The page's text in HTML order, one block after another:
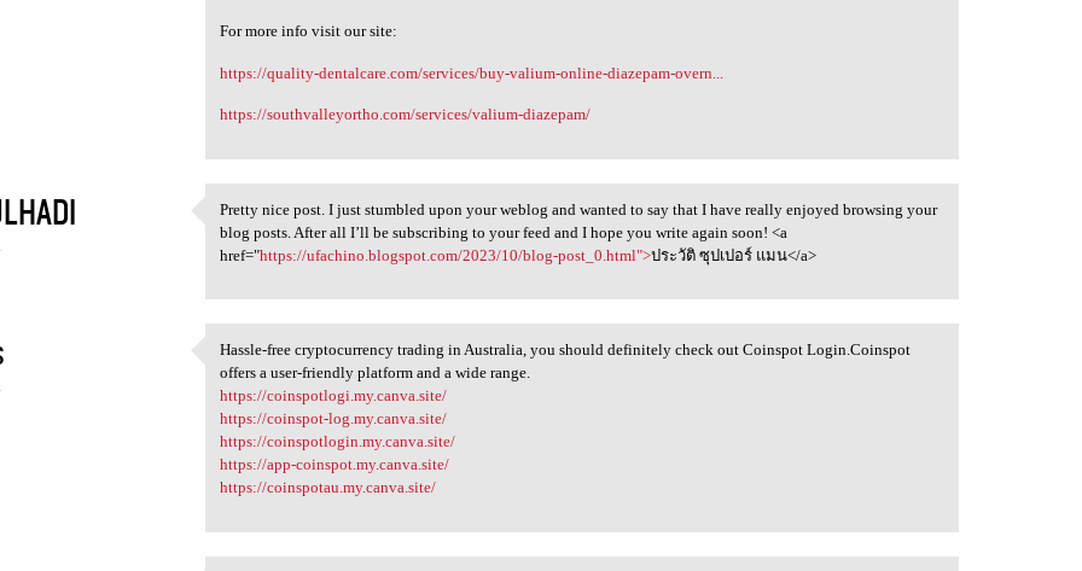
For more info visit our site:
https://quality-dentalcare.com/services/buy-valium-online-diazepam-overn...
https://southvalleyortho.com/services/valium-diazepam/
Pretty nice post. I just
Pretty nice post. I just stumbled upon your weblog and wanted to say that I have really enjoyed browsing your
blog posts. After all I’ll be subscribing to your feed and I hope you write again soon! <a
href="https://ufachino.blogspot.com/2023/10/blog-post_0.html">ประวัติ ซุปเปอร์ แมน</a>
Hassle-free cryptocurrency
Hassle-free cryptocurrency trading in Australia, you should definitely check out Coinspot Login.Coinspot
offers a user-friendly platform and a wide range.
https://coinspotlogi.my.canva.site/
https://coinspot-log.my.canva.site/
https://coinspotlogin.my.canva.site/
https://app-coinspot.my.canva.site/
https://coinspotau.my.canva.site/